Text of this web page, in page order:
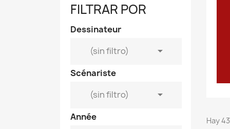
FILTRAR POR
Dessinateur
(sin filtro)

Scénariste
(sin filtro)

Année
Hay